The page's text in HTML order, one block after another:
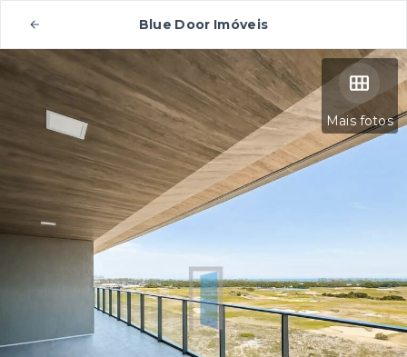
Blue Door Imóveis
Mais fotos